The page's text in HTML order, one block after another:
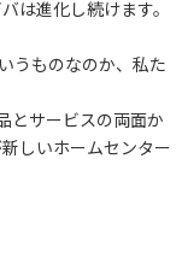
は進化し続けます。
うものなのか、私た
とサービスの両面か
しいホームセンター